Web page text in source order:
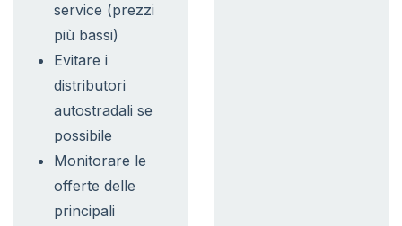
service (prezzi
più bassi)
Evitare i
distributori
autostradali se
possibile
Monitorare le
offerte delle
principali